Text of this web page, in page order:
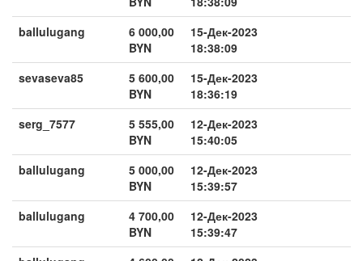
ballulugang
6 000,00
BYN
15-Дек-2023
18:38:09
sevaseva85
5 600,00
BYN
15-Дек-2023
18:36:19
serg_7577
5 555,00
BYN
12-Дек-2023
15:40:05
ballulugang
5 000,00
BYN
12-Дек-2023
15:39:57
ballulugang
4 700,00
BYN
12-Дек-2023
15:39:47